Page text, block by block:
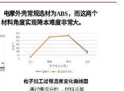
电摩外壳常规选材为ABS，而这两个
材料角度实现降本难度非常大。